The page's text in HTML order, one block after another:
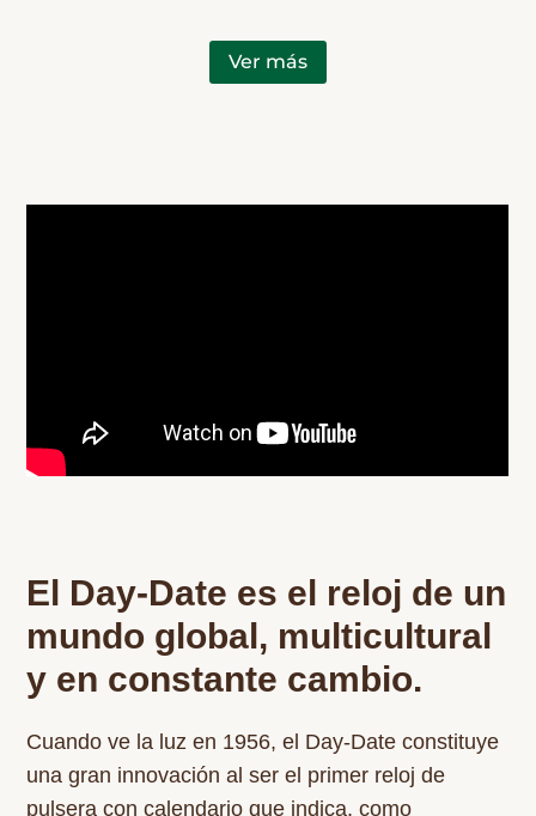
Ver más
El Day‑Date es el reloj de un
mundo global, multicultural
y en constante cambio.
Cuando ve la luz en 1956, el Day‑Date constituye
una gran innovación al ser el primer reloj de
pulsera con calendario que indica, como